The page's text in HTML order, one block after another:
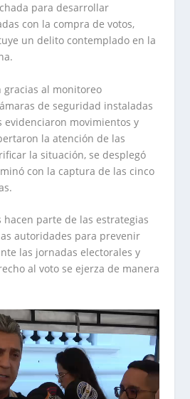
para desarrollar
con la compra de votos,
un delito contemplado en la
gracias al monitoreo
de seguridad instaladas
evidenciaron movimientos y
la atención de las
la situación, se desplegó
con la captura de las cinco
hacen parte de las estrategias
autoridades para prevenir
las jornadas electorales y
al voto se ejerza de manera